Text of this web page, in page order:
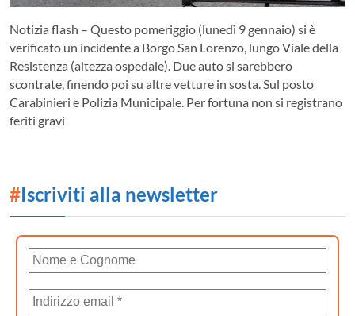
Notizia flash – Questo pomeriggio (lunedì 9 gennaio) si è
verificato un incidente a Borgo San Lorenzo, lungo Viale della
Resistenza (altezza ospedale). Due auto si sarebbero
scontrate, finendo poi su altre vetture in sosta. Sul posto
Carabinieri e Polizia Municipale. Per fortuna non si registrano
feriti gravi
#Iscriviti alla newsletter